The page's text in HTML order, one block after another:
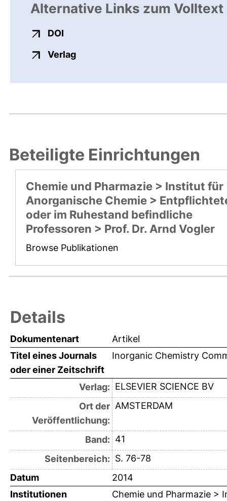
Alternative Links zum Volltext
DOI
Verlagexterner Link, öffnet neues
Beteiligte Einrichtungen
Chemie und Pharmazie > Institut für
Anorganische Chemie >
oder im Ruhestand befindliche
Professoren > Prof. Dr. Arnd Vogler
Browse Publikationen
Details
Dokumentenart
Artikel
Titel eines Journals
oder einer Zeitschrift
Inorganic Chemistry
Verlag: ELSEVIER SCIENCE BV
Ort der
Veröffentlichung:
AMSTERDAM
Band: 41
Seitenbereich: S. 76-78
Datum
2014
Institutionen
Chemie und Pharmazie >